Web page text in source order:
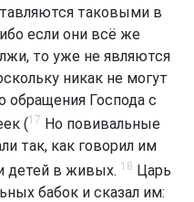
таковыми в
если они всё же
то уже не являются
никак не могут
Господа с
(17 Но повивальные
так, как говорил им
детей в живых. 18 Царь
бабок и сказал им: